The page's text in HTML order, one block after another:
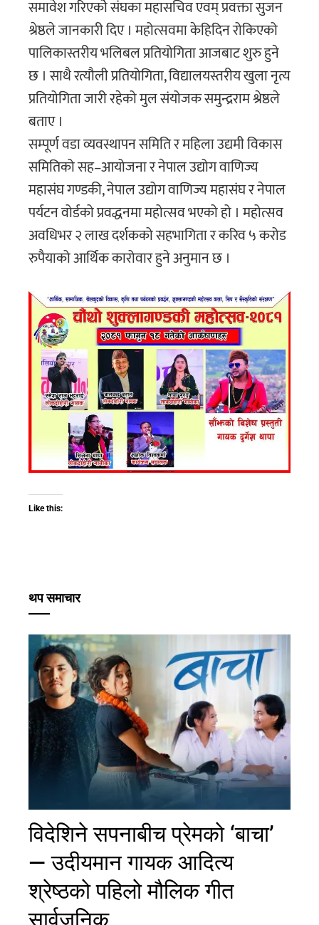
समावेश गरिएकोे संघका महासचिव एवम् प्रवक्ता सुजन
श्रेष्ठले जानकारी दिए । महोत्सवमा केहिदिन रोकिएको
पालिकास्तरीय भलिबल प्रतियोगिता आजबाट शुरु हुने
छ । साथै रत्यौली प्रतियोगिता, विद्यालयस्तरीय खुला नृत्य
प्रतियोगिता जारी रहेको मुल संयोजक समुन्द्रराम श्रेष्ठले
बताए ।
सम्पूर्ण वडा व्यवस्थापन समिति र महिला उद्यमी विकास
समितिको सह–आयोजना र नेपाल उद्योग वाणिज्य
महासंघ गण्डकी, नेपाल उद्योग वाणिज्य महासंघ र नेपाल
पर्यटन वोर्डको प्रवद्धनमा महोत्सव भएको हो । महोत्सव
अवधिभर २ लाख दर्शकको सहभागिता र करिव ५ करोड
रुपैयाको आर्थिक कारोवार हुने अनुमान छ ।
Like this:
थप समाचार
विदेशिने सपनाबीच प्रेमको ‘बाचा’
— उदीयमान गायक आदित्य
श्रेष्ठको पहिलो मौलिक गीत
सार्वजनिक